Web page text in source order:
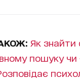
Як знайти
пошуку чи